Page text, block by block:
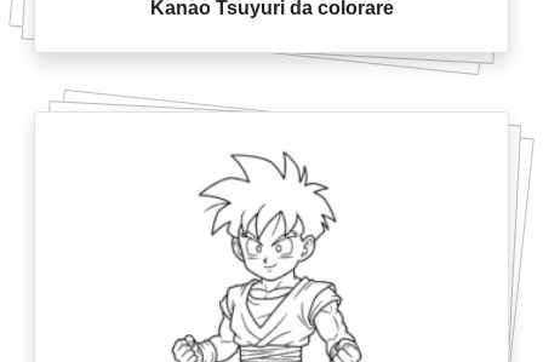
Kanao Tsuyuri da colorare